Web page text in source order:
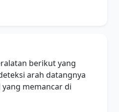
berikut yang
arah datangnya
memancar di